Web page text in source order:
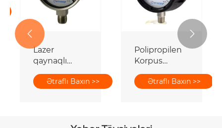
Lazer
qaynaqlı
paslanmayan
Ətraflı Baxın >>
Polipropilen
Korpus
Ətraflı Baxın >>
 